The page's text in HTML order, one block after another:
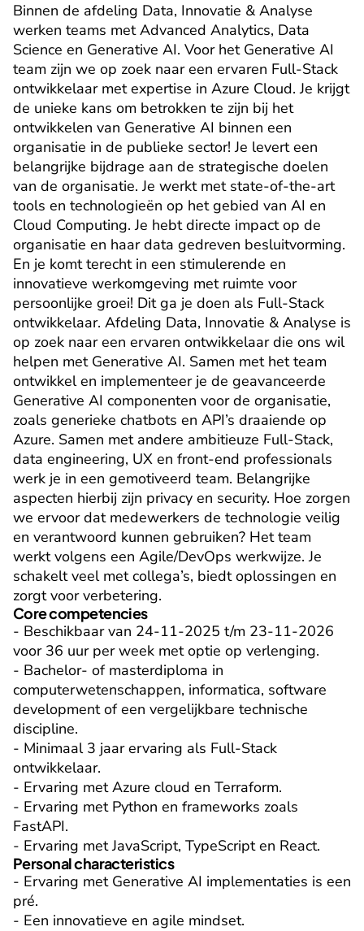
Binnen de afdeling Data, Innovatie & Analyse
werken teams met Advanced Analytics, Data
Science en Generative AI. Voor het Generative AI
team zijn we op zoek naar een ervaren Full-Stack
ontwikkelaar met expertise in Azure Cloud. Je krijgt
de unieke kans om betrokken te zijn bij het
ontwikkelen van Generative AI binnen een
organisatie in de publieke sector! Je levert een
belangrijke bijdrage aan de strategische doelen
van de organisatie. Je werkt met state-of-the-art
tools en technologieën op het gebied van AI en
Cloud Computing. Je hebt directe impact op de
organisatie en haar data gedreven besluitvorming.
En je komt terecht in een stimulerende en
innovatieve werkomgeving met ruimte voor
persoonlijke groei! Dit ga je doen als Full-Stack
ontwikkelaar. Afdeling Data, Innovatie & Analyse is
op zoek naar een ervaren ontwikkelaar die ons wil
helpen met Generative AI. Samen met het team
ontwikkel en implementeer je de geavanceerde
Generative AI componenten voor de organisatie,
zoals generieke chatbots en API’s draaiende op
Azure. Samen met andere ambitieuze Full-Stack,
data engineering, UX en front-end professionals
werk je in een gemotiveerd team. Belangrijke
aspecten hierbij zijn privacy en security. Hoe zorgen
we ervoor dat medewerkers de technologie veilig
en verantwoord kunnen gebruiken? Het team
werkt volgens een Agile/DevOps werkwijze. Je
schakelt veel met collega’s, biedt oplossingen en
zorgt voor verbetering.
Core competencies
- Beschikbaar van 24-11-2025 t/m 23-11-2026
voor 36 uur per week met optie op verlenging.
- Bachelor- of masterdiploma in
computerwetenschappen, informatica, software
development of een vergelijkbare technische
discipline.
- Minimaal 3 jaar ervaring als Full-Stack
ontwikkelaar.
- Ervaring met Azure cloud en Terraform.
- Ervaring met Python en frameworks zoals
FastAPI.
- Ervaring met JavaScript, TypeScript en React.
Personal characteristics
- Ervaring met Generative AI implementaties is een
pré.
- Een innovatieve en agile mindset.